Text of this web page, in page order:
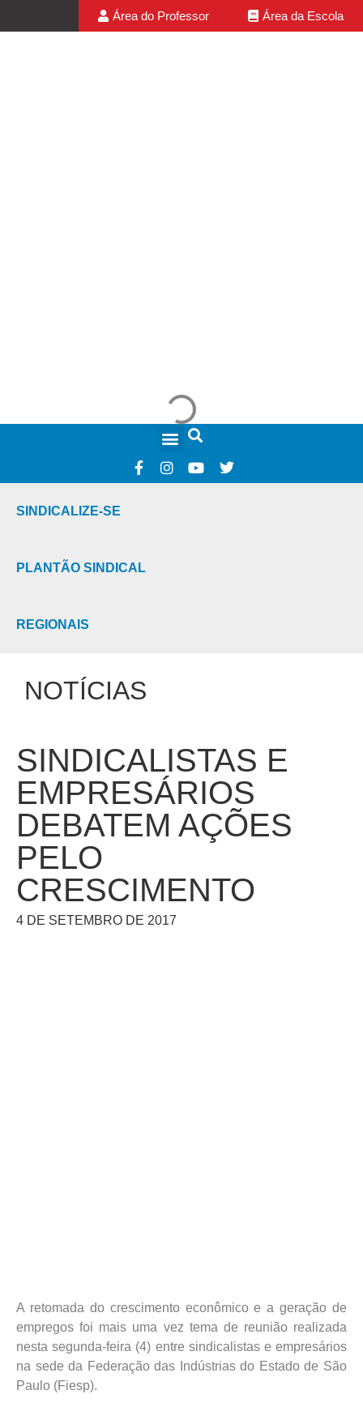
Área do Professor Área da Escola
SINDICALIZE-SE
PLANTÃO SINDICAL
REGIONAIS
NOTÍCIAS
SINDICALISTAS E
EMPRESÁRIOS
DEBATEM AÇÕES
PELO
CRESCIMENTO
4 DE SETEMBRO DE 2017
A retomada do crescimento econômico e a geração de
empregos foi mais uma vez tema de reunião realizada
nesta segunda-feira (4) entre sindicalistas e empresários
na sede da Federação das Indústrias do Estado de São
Paulo (Fiesp).